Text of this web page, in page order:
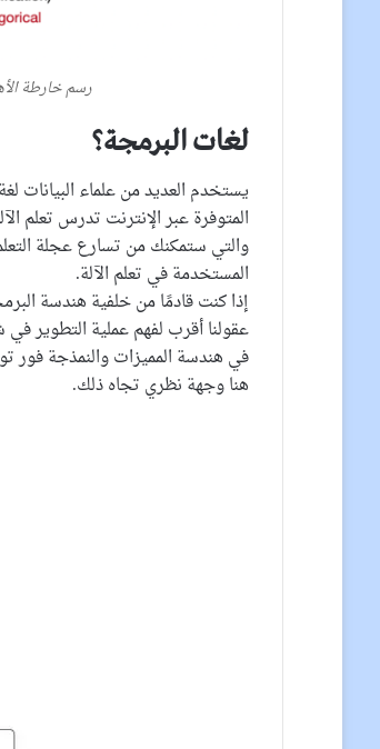
رسم خارطة
لغات البرمجة؟
يستخدم العديد من علماء البيانات
المتوفرة عبر الإنترنت تدرس تعلم
والتي ستمكنك من تسارع عجلة
المستخدمة في تعلم الآلة.
عقولنا أقرب لفهم عملية التطوير
في هندسة المميزات والنمذجة فور
هنا وجهة نظري تجاه ذلك.